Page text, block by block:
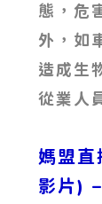
態，危
外，如
造成生
從業人
媽盟
影片)